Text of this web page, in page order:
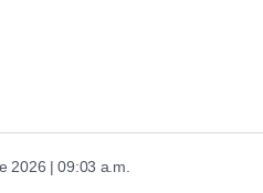
2026 | 09:03 a.m.